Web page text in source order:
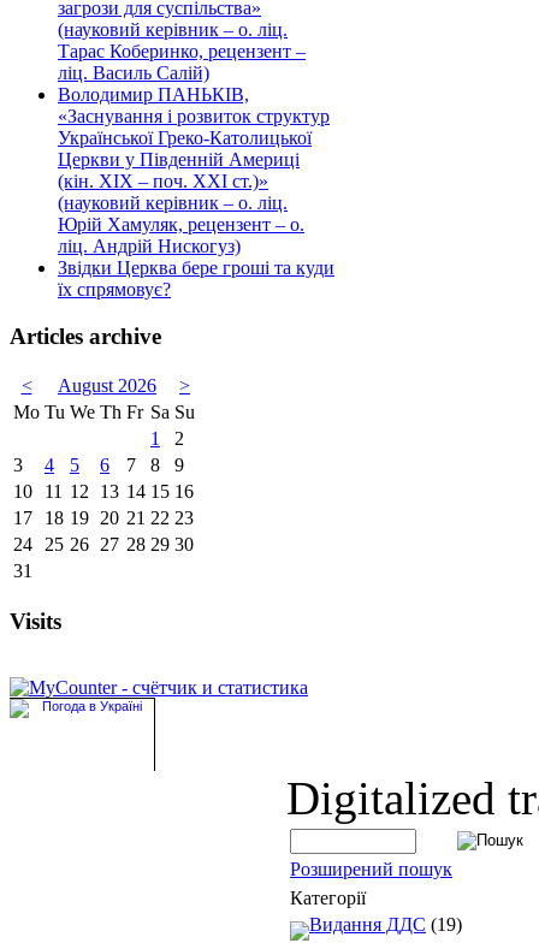
загрози для суспільства»
(науковий керівник – о. ліц.
Тарас Коберинко, рецензент –
ліц. Василь Салій)
Володимир ПАНЬКІВ,
«Заснування і розвиток структур
Української Греко-Католицької
Церкви у Південній Америці
(кін. ХІХ – поч. ХХІ ст.)»
(науковий керівник – о. ліц.
Юрій Хамуляк, рецензент – о.
ліц. Андрій Нискогуз)
Звідки Церква бере гроші та куди
їх спрямовує?
Articles archive
< August 2026
>
Mo Tu We Th Fr Sa Su
1
2
3
4 5 6 7 8
9
10
11 12 13 14 15 16
17
18 19 20 21 22 23
24
25 26 27 28 29 30
31
Visits
Digitalized
Розширений пошук
Категорії
Видання ДДС (19)